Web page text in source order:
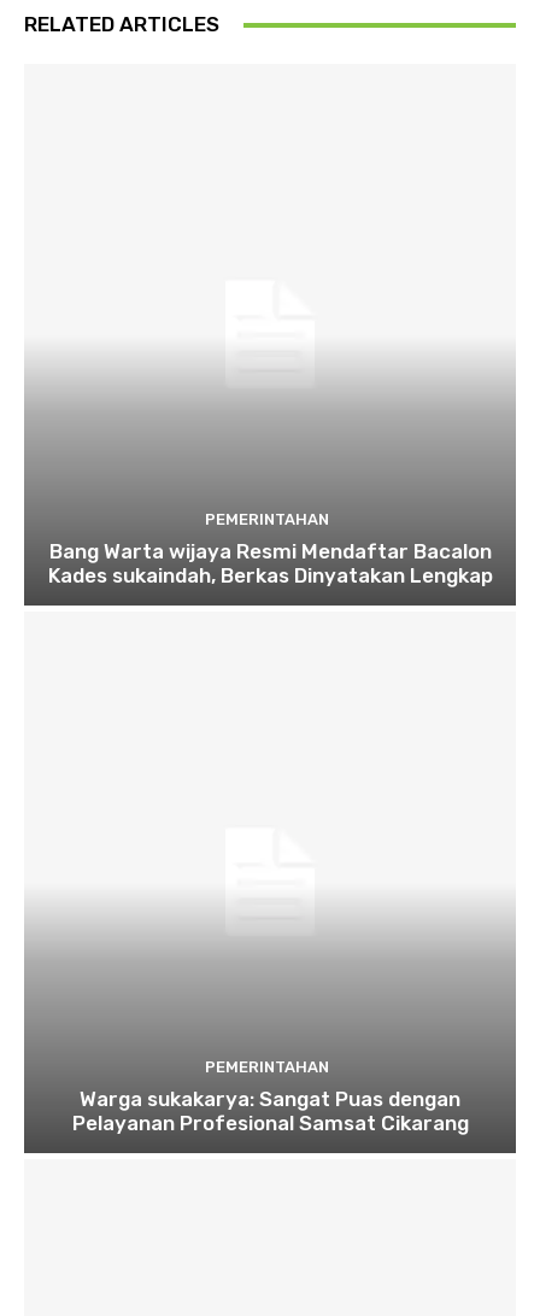
RELATED ARTICLES
PEMERINTAHAN
Bang Warta wijaya Resmi Mendaftar Bacalon
Kades sukaindah, Berkas Dinyatakan Lengkap
PEMERINTAHAN
Warga sukakarya: Sangat Puas dengan
Pelayanan Profesional Samsat Cikarang